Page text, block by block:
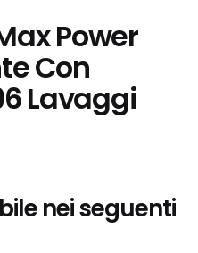
Power
Con
Lavaggi
nei seguenti